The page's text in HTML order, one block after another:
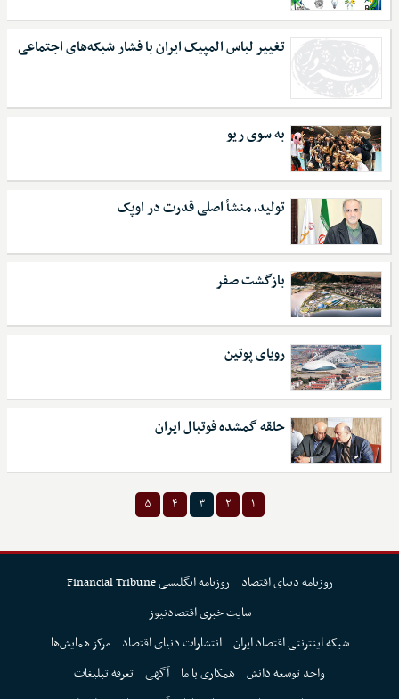
تغییر لباس المپیک ایران با فشار شبکه‌‌های اجتماعی
به سوی ریو
تولید، منشأ اصلی قدرت در اوپک
بازگشت صفر
رویای پوتین
حلقه گمشده فوتبال ایران
۱ ۲ ۳ ۴ ۵
روزنامه دنیای اقتصاد
روزنامه انگلیسی Financial Tribune
سایت خبری اقتصادنیوز
شبکه اینترنتی اقتصاد ایران انتشارات دنیای اقتصاد
مرکز همایش‌ها
واحد توسعه دانش همکاری با ما آگهی تعرفه تبلیغات